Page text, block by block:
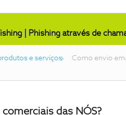
| Phishing através de
e serviços Como envio
das NÓS?